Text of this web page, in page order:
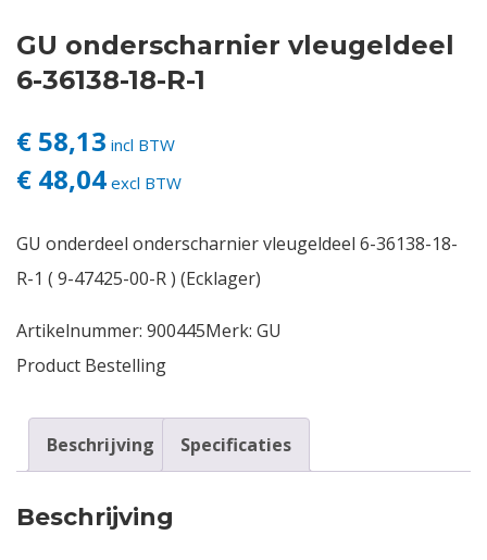
Login
GU onderscharnier vleugeldeel
6-36138-18-R-1
€ 58,13 incl BTW
€ 48,04 excl BTW
GU onderdeel onderscharnier vleugeldeel 6-36138-18-
R-1 ( 9-47425-00-R ) (Ecklager)
Artikelnummer: 900445Merk: GU
Product Bestelling
Beschrijving Specificaties
Beschrijving